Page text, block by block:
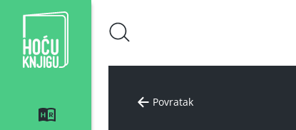
Hoću knjigu bijeli logo
Povratak